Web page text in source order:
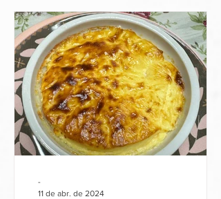
-
11 de abr. de 2024